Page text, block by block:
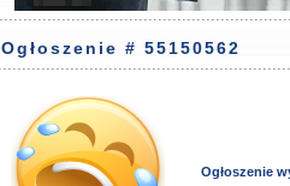
Ogłoszenie # 55150562
Ogłoszenie